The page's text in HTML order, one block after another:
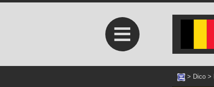
≡
> Dico >